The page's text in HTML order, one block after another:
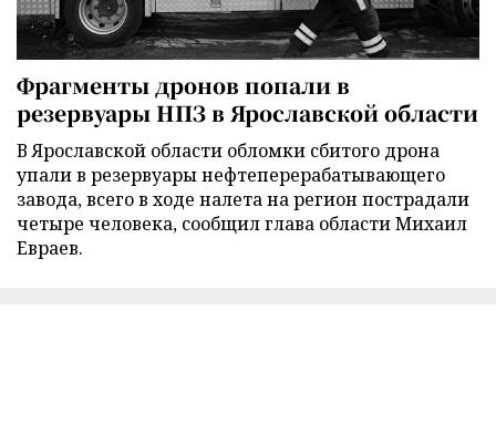
Фрагменты дронов попали в
резервуары НПЗ в Ярославской области
В Ярославской области обломки сбитого дрона
упали в резервуары нефтеперерабатывающего
завода, всего в ходе налета на регион пострадали
четыре человека, сообщил глава области Михаил
Евраев.